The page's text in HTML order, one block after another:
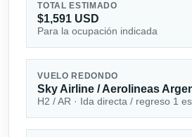
TOTAL ESTIMADO
$1,591 USD
Para la ocupación indicada
VUELO REDONDO
Sky Airline / Aerolineas
H2 / AR · Ida directa / regreso 1